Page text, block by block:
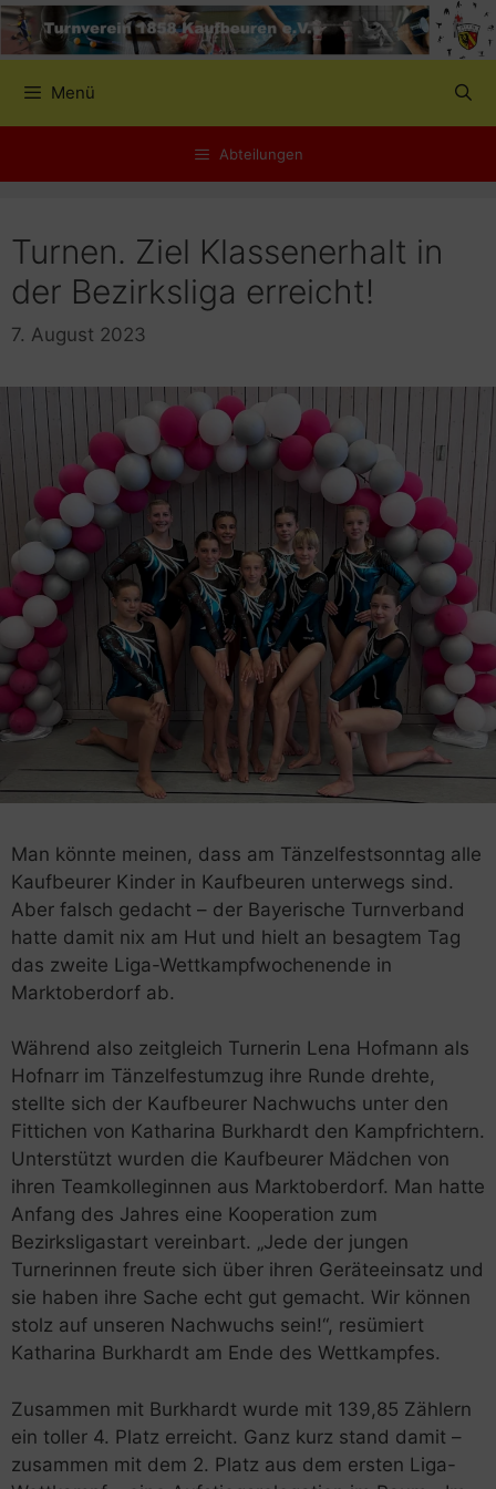
Zum
Inhalt
Menü
Abteilungen
Turnen. Ziel Klassenerhalt in
der Bezirksliga erreicht!
7. August 2023
Man könnte meinen, dass am Tänzelfestsonntag alle
Kaufbeurer Kinder in Kaufbeuren unterwegs sind.
Aber falsch gedacht – der Bayerische Turnverband
hatte damit nix am Hut und hielt an besagtem Tag
das zweite Liga-Wettkampfwochenende in
Marktoberdorf ab.
Während also zeitgleich Turnerin Lena Hofmann als
Hofnarr im Tänzelfestumzug ihre Runde drehte,
stellte sich der Kaufbeurer Nachwuchs unter den
Fittichen von Katharina Burkhardt den Kampfrichtern.
Unterstützt wurden die Kaufbeurer Mädchen von
ihren Teamkolleginnen aus Marktoberdorf. Man hatte
Anfang des Jahres eine Kooperation zum
Bezirksligastart vereinbart. „Jede der jungen
Turnerinnen freute sich über ihren Geräteeinsatz und
sie haben ihre Sache echt gut gemacht. Wir können
stolz auf unseren Nachwuchs sein!“, resümiert
Katharina Burkhardt am Ende des Wettkampfes.
Zusammen mit Burkhardt wurde mit 139,85 Zählern
ein toller 4. Platz erreicht. Ganz kurz stand damit –
zusammen mit dem 2. Platz aus dem ersten Liga-